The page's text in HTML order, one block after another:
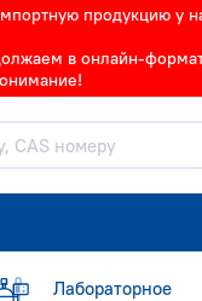
продукцию у
в онлайн-
Лабораторное